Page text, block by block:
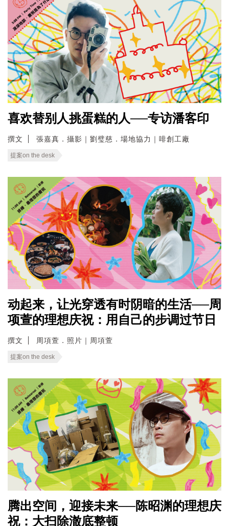
喜欢替别人挑蛋糕的人──专访潘客印
撰文 張嘉真．攝影｜劉璧慈．場地協力｜啡創工廠
提案on the desk
动起来，让光穿透有时阴暗的生活──周
项萱的理想庆祝：用自己的步调过节日
撰文 周項萱．照片｜周項萱
提案on the desk
腾出空间，迎接未来──陈昭渊的理想庆
祝：大扫除澈底整顿